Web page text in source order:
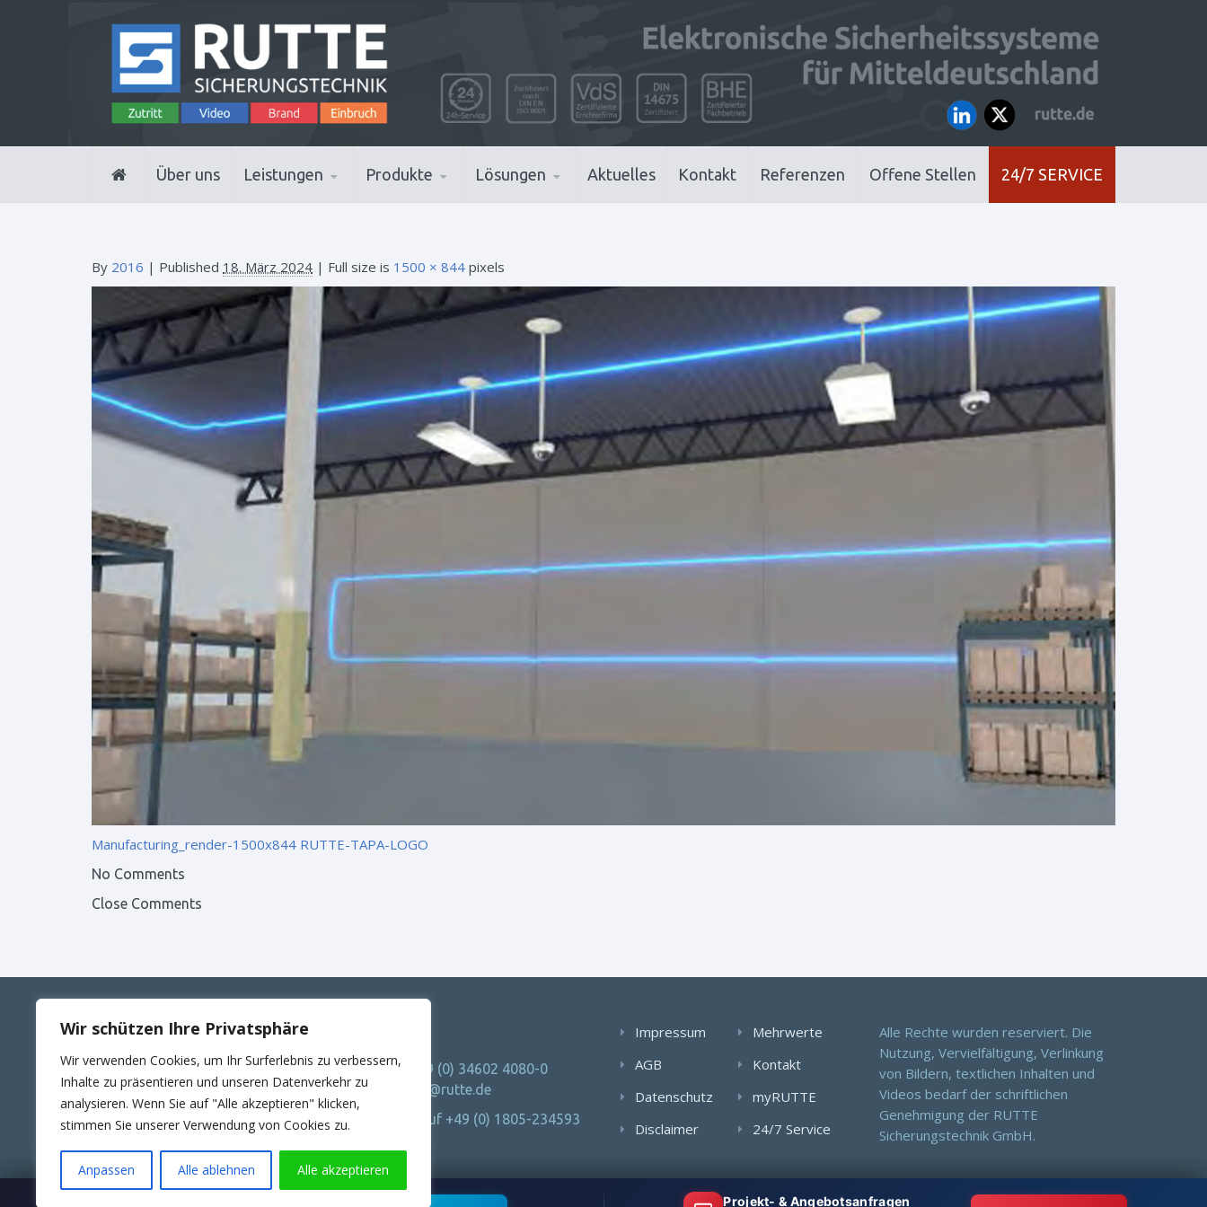
Wir schützen Ihre Privatsphäre
Wir verwenden Cookies, um Ihr Surferlebnis zu verbessern,
Inhalte zu präsentieren und unseren Datenverkehr zu
analysieren. Wenn Sie auf "Alle akzeptieren" klicken,
stimmen Sie unserer Verwendung von Cookies zu.
Anpassen Alle ablehnen Alle akzeptieren
Über uns Leistungen Produkte Lösungen Aktuelles Kontakt Referenzen Offene Stellen 24/7 SERVICE
By 2016 | Published 18. März 2024 | Full size is 1500 × 844 pixels
Manufacturing_render-1500x844 RUTTE-TAPA-LOGO
No Comments
Close Comments
ANSCHRIFT
RUTTE Sicherungstechnik GmbH
Wilhelm-Külz-Str.4
06188 Landsberg
Telefon: +49 (0) 34602 4080-0
E-Mail: info@rutte.de
24Std. Notruf +49 (0) 1805-234593
Impressum
AGB
Datenschutz
Disclaimer
Mehrwerte
Kontakt
myRUTTE
24/7 Service
Alle Rechte wurden reserviert. Die
Nutzung, Vervielfältigung, Verlinkung
von Bildern, textlichen Inhalten und
Videos bedarf der schriftlichen
Genehmigung der RUTTE
Sicherungstechnik GmbH.
Projekt- & Angebotsanfragen